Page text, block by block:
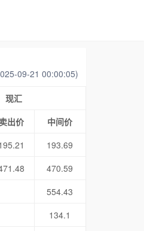
09-21 00:00:05)
现汇
卖出价
中间价
193.69
470.59
554.43
134.1